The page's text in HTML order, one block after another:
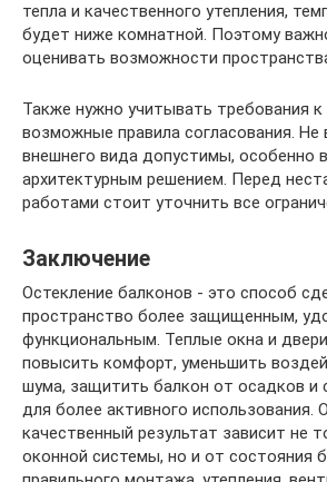
тепла и качественного утепления,
будет ниже комнатной. Поэтому
оценивать возможности
Также нужно учитывать требования
возможные правила согласования. Не
внешнего вида допустимы, особенно
архитектурным решением. Перед
работами стоит уточнить все
Заключение
Остекление балконов - это способ
пространство более защищенным,
функциональным. Теплые окна и
повысить комфорт, уменьшить
шума, защитить балкон от осадков и
для более активного использования.
качественный результат зависит не
оконной системы, но и от состояния